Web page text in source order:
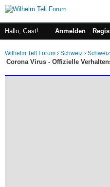
Hallo, Gast! Anmelden
Wilhelm Tell Forum › Schweiz › Schweiz
Corona Virus - Offizielle